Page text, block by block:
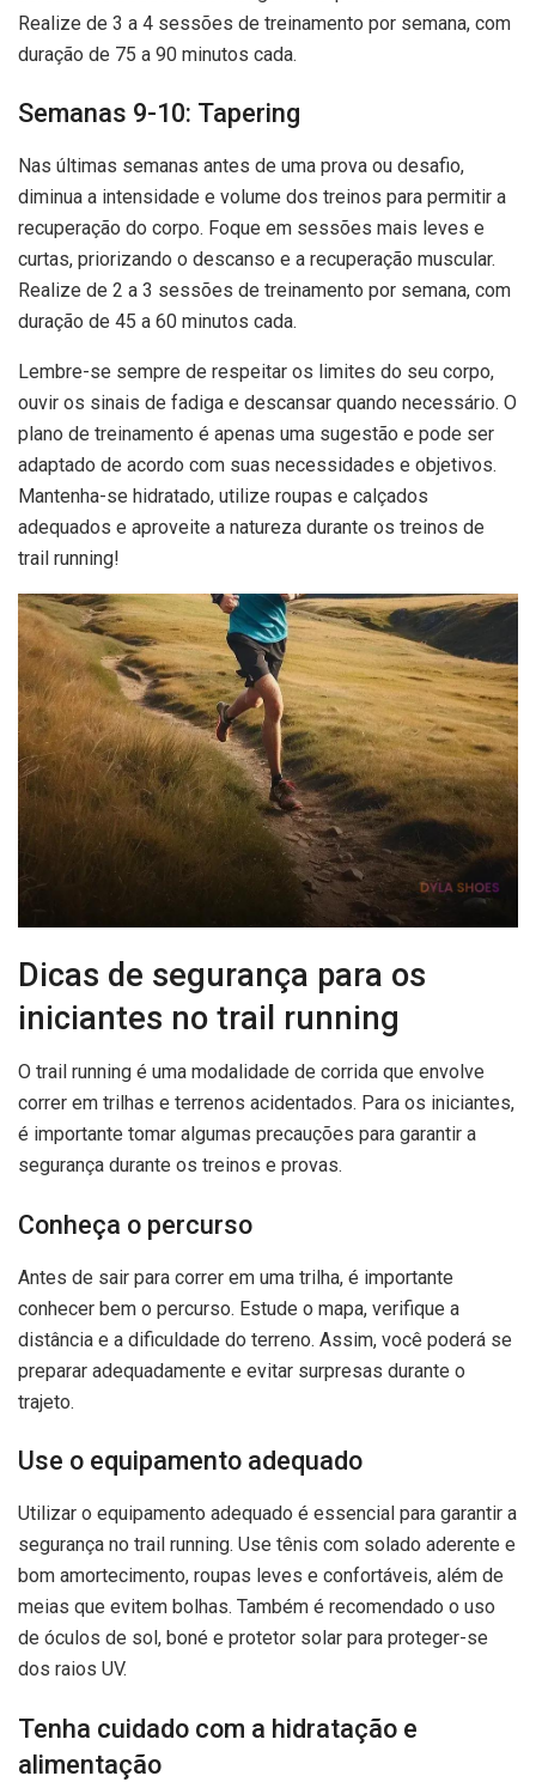
Realize de 3 a 4 sessões de treinamento por semana, com
duração de 75 a 90 minutos cada.
Semanas 9-10: Tapering
Nas últimas semanas antes de uma prova ou desafio,
diminua a intensidade e volume dos treinos para permitir a
recuperação do corpo. Foque em sessões mais leves e
curtas, priorizando o descanso e a recuperação muscular.
Realize de 2 a 3 sessões de treinamento por semana, com
duração de 45 a 60 minutos cada.
Lembre-se sempre de respeitar os limites do seu corpo,
ouvir os sinais de fadiga e descansar quando necessário. O
plano de treinamento é apenas uma sugestão e pode ser
adaptado de acordo com suas necessidades e objetivos.
Mantenha-se hidratado, utilize roupas e calçados
adequados e aproveite a natureza durante os treinos de
trail running!
Dicas de segurança para os
iniciantes no trail running
O trail running é uma modalidade de corrida que envolve
correr em trilhas e terrenos acidentados. Para os iniciantes,
é importante tomar algumas precauções para garantir a
segurança durante os treinos e provas.
Conheça o percurso
Antes de sair para correr em uma trilha, é importante
conhecer bem o percurso. Estude o mapa, verifique a
distância e a dificuldade do terreno. Assim, você poderá se
preparar adequadamente e evitar surpresas durante o
trajeto.
Use o equipamento adequado
Utilizar o equipamento adequado é essencial para garantir a
segurança no trail running. Use tênis com solado aderente e
bom amortecimento, roupas leves e confortáveis, além de
meias que evitem bolhas. Também é recomendado o uso
de óculos de sol, boné e protetor solar para proteger-se
dos raios UV.
Tenha cuidado com a hidratação e
alimentação